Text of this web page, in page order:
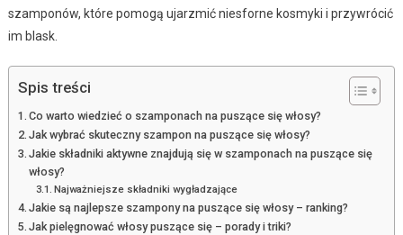
szamponów, które pomogą ujarzmić niesforne kosmyki i przywrócić
im blask.
Spis treści
Co warto wiedzieć o szamponach na puszące się włosy?
Jak wybrać skuteczny szampon na puszące się włosy?
Jakie składniki aktywne znajdują się w szamponach na puszące się
włosy?
Najważniejsze składniki wygładzające
Jakie są najlepsze szampony na puszące się włosy – ranking?
Jak pielęgnować włosy puszące się – porady i triki?